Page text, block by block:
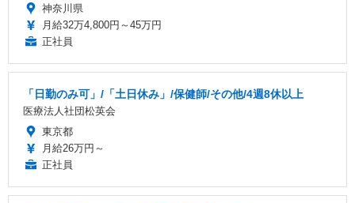
神奈川県
月給32万4,800円～45万円
正社員
「日勤のみ可」/「土日休み」/保健師/その他/4週8休以上
医療法人社団松英会
東京都
月給26万円～
正社員